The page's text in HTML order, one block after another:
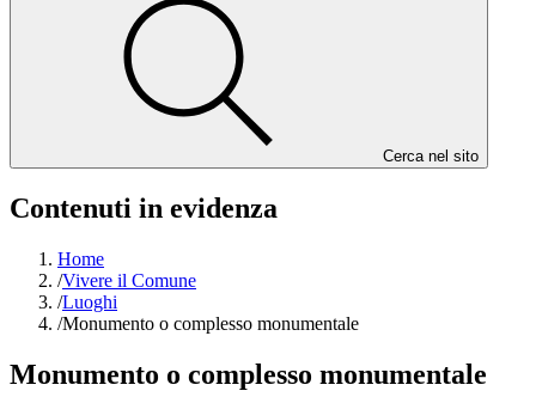
Cerca nel sito
Contenuti in evidenza
Home
/Vivere il Comune
/Luoghi
/Monumento o complesso monumentale
Monumento o complesso monumentale